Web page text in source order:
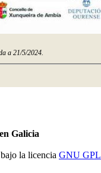
a 21/5/2024.
Galicia
la licencia GNU GPL